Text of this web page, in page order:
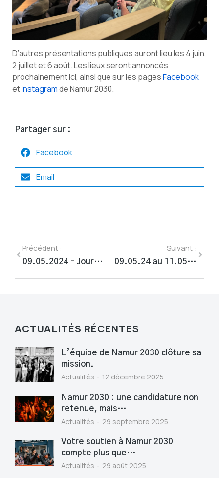
D’autres présentations publiques auront lieu les 4 juin,
2 juillet et 6 août. Les lieux seront annoncés
prochainement ici, ainsi que sur les pagesFacebook
etInstagramde Namur 2030.
Partager sur :
Facebook
Email
Précédent :
09.05.2024 – Journée de l’Europe
Suivant :
09.05.24 au 11.05.24 – Namur 2030 à Namur en Mai
ACTUALITÉS RÉCENTES
L’équipe de Namur 2030 clôture sa
mission.
Actualités 12 décembre 2025
Namur 2030 : une candidature non
retenue, mais…
Actualités 29 septembre 2025
Votre soutien à Namur 2030
compte plus que…
Actualités 29 août 2025